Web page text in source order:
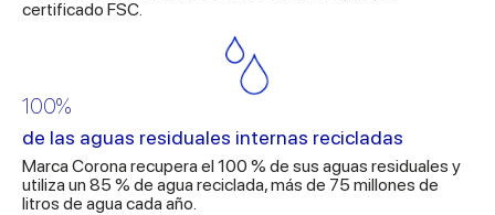
certificado FSC.
100%
de las aguas residuales internas recicladas
Marca Corona recupera el 100 % de sus aguas residuales y
utiliza un 85 % de agua reciclada, más de 75 millones de
litros de agua cada año.